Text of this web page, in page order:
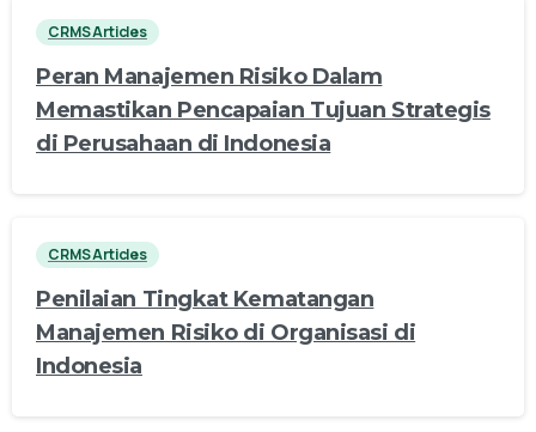
CRMS Articles
Peran Manajemen Risiko Dalam
Memastikan Pencapaian Tujuan Strategis
di Perusahaan di Indonesia
CRMS Articles
Penilaian Tingkat Kematangan
Manajemen Risiko di Organisasi di
Indonesia